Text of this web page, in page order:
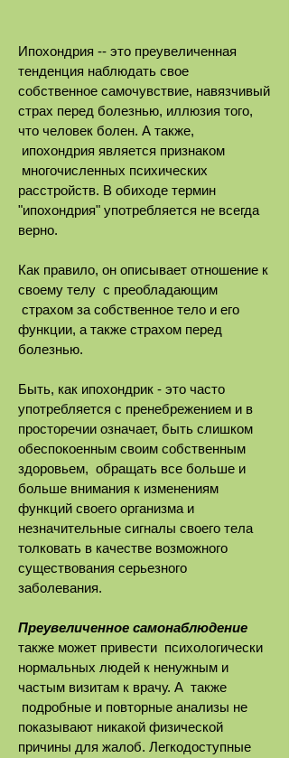
Ипохондрия -- это преувеличенная
тенденция наблюдать свое
собственное самочувствие, навязчивый
страх перед болезнью, иллюзия того,
что человек болен. А также,
ипохондрия является признаком
многочисленных психических
расстройств. В обиходе термин
"ипохондрия" употребляется не всегда
верно.
Как правило, он описывает отношение к
своему телу с преобладающим
страхом за собственное тело и его
функции, а также страхом перед
болезнью.
Быть, как ипохондрик - это часто
употребляется с пренебрежением и в
просторечии означает, быть слишком
обеспокоенным своим собственным
здоровьем, обращать все больше и
больше внимания к изменениям
функций своего организма и
незначительные сигналы своего тела
толковать в качестве возможного
существования серьезного
заболевания.
Преувеличенное самонаблюдение
также может привести психологически
нормальных людей к ненужным и
частым визитам к врачу. А также
подробные и повторные анализы не
показывают никакой физической
причины для жалоб. Легкодоступные